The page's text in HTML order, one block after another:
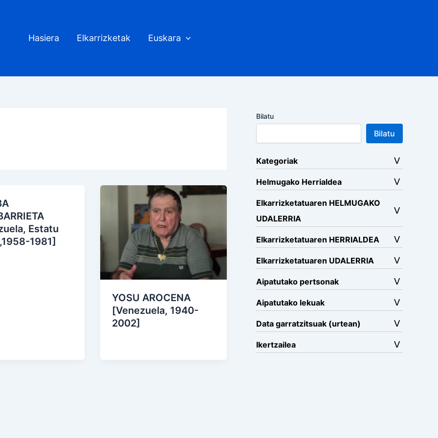
Hasiera Elkarrizketak Euskara
Estatu
1981]
YOSU AROCENA
[Venezuela, 1940-
2002]
Bilatu
Bilatu
Kategoriak
Helmugako Herrialdea
Elkarrizketatuaren HELMUGAKO
UDALERRIA
Elkarrizketatuaren HERRIALDEA
Elkarrizketatuaren UDALERRIA
Aipatutako pertsonak
Aipatutako lekuak
Data garratzitsuak (urtean)
Ikertzailea